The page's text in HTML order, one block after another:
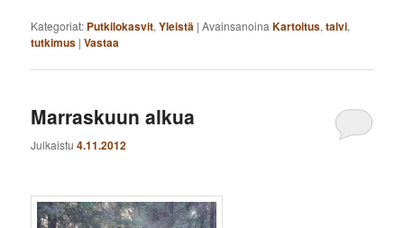
Kategoriat: Putkilokasvit,Yleistä |Avainsanoina Kartoitus,talvi,
tutkimus |Vastaa
Marraskuun alkua
Julkaistu4.11.2012